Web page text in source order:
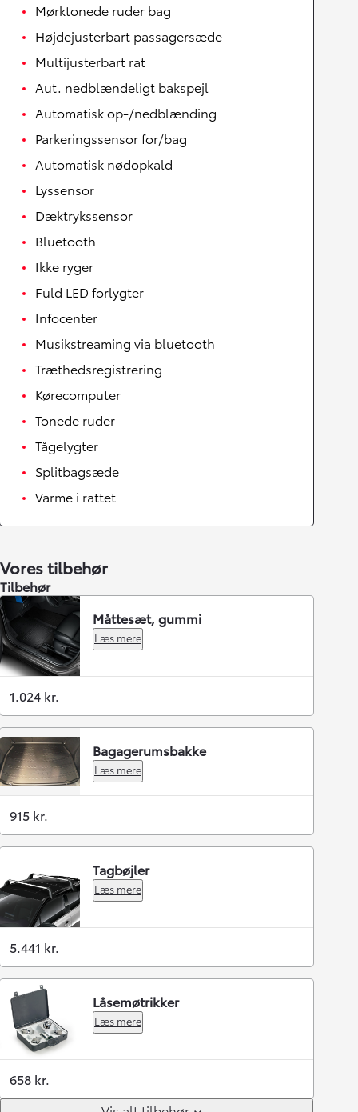
Mørktonede ruder bag
Højdejusterbart passagersæde
Multijusterbart rat
Aut. nedblændeligt bakspejl
Automatisk op-/nedblænding
Parkeringssensor for/bag
Automatisk nødopkald
Lyssensor
Dæktrykssensor
Bluetooth
Ikke ryger
Fuld LED forlygter
Infocenter
Musikstreaming via bluetooth
Træthedsregistrering
Kørecomputer
Tonede ruder
Tågelygter
Splitbagsæde
Varme i rattet
Vores tilbehør
Tilbehør
Måttesæt, gummi
Læs mere
1.024 kr.
Bagagerumsbakke
Læs mere
915 kr.
Tagbøjler
Læs mere
5.441 kr.
Låsemøtrikker
Læs mere
658 kr.